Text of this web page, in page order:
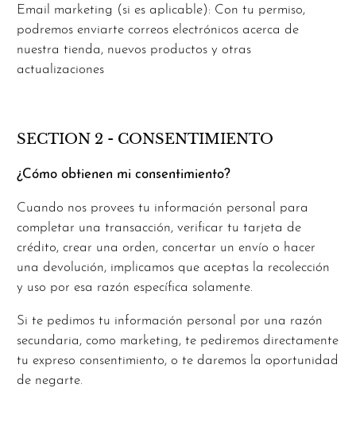
Email marketing (si es aplicable): Con tu permiso,
podremos enviarte correos electrónicos acerca de
nuestra tienda, nuevos productos y otras
actualizaciones
SECTION 2 - CONSENTIMIENTO
¿Cómo obtienen mi consentimiento?
Cuando nos provees tu información personal para
completar una transacción, verificar tu tarjeta de
crédito, crear una orden, concertar un envío o hacer
una devolución, implicamos que aceptas la recolección
y uso por esa razón específica solamente.
Si te pedimos tu información personal por una razón
secundaria, como marketing, te pediremos directamente
tu expreso consentimiento, o te daremos la oportunidad
de negarte.